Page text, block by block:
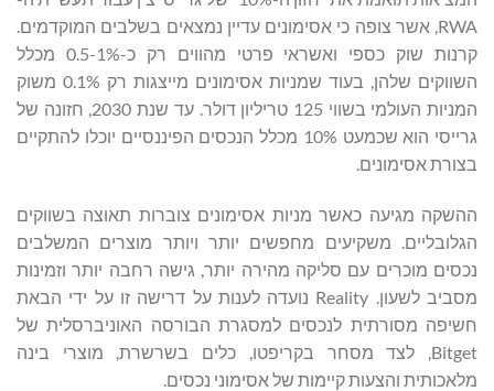
RWA, אשר צופה כי אסימונים עדיין נמצאים בשלבים המוקדמים.
קרנות שוק כספי ואשראי פרטי מהווים רק כ-0.5-1% מכלל
השווקים שלהן, בעוד שמניות אסימונים מייצגות רק 0.1% משוק
המניות העולמי בשווי 125 טריליון דולר. עד שנת 2030, חזונה של
גרייסי הוא שכמעט 10% מכלל הנכסים הפיננסיים יוכלו להתקיים
בצורת אסימונים.
ההשקה מגיעה כאשר מניות אסימונים צוברות תאוצה בשווקים
הגלובליים. משקיעים מחפשים יותר ויותר מוצרים המשלבים
נכסים מוכרים עם סליקה מהירה יותר, גישה רחבה יותר וזמינות
מסביב לשעון. Reality נועדה לענות על דרישה זו על ידי הבאת
חשיפה מסורתית לנכסים למסגרת הבורסה האוניברסלית של
Bitget, לצד מסחר בקריפטו, כלים בשרשרת, מוצרי בינה
מלאכותית והצעות קיימות של אסימוני נכסים.